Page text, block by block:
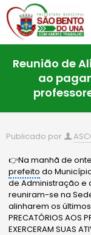
Reunião de
ao
Publicado por
👉Na manhã de
prefeito do
de Administração e
reuniram-se na
alinharem os
PRECATÓRIOS AOS
EXERCERAM SUAS